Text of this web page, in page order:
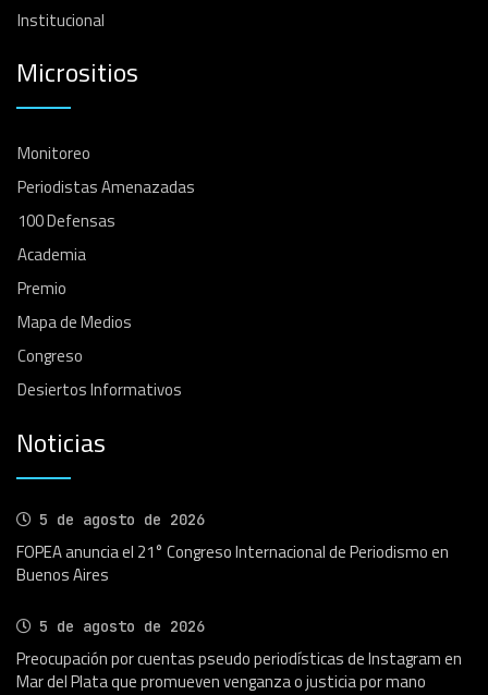
Institucional
Micrositios
Monitoreo
Periodistas Amenazadas
100 Defensas
Academia
Premio
Mapa de Medios
Congreso
Desiertos Informativos
Noticias
5 de agosto de 2026
FOPEA anuncia el 21° Congreso Internacional de Periodismo en
Buenos Aires
5 de agosto de 2026
Preocupación por cuentas pseudo periodísticas de Instagram en
Mar del Plata que promueven venganza o justicia por mano